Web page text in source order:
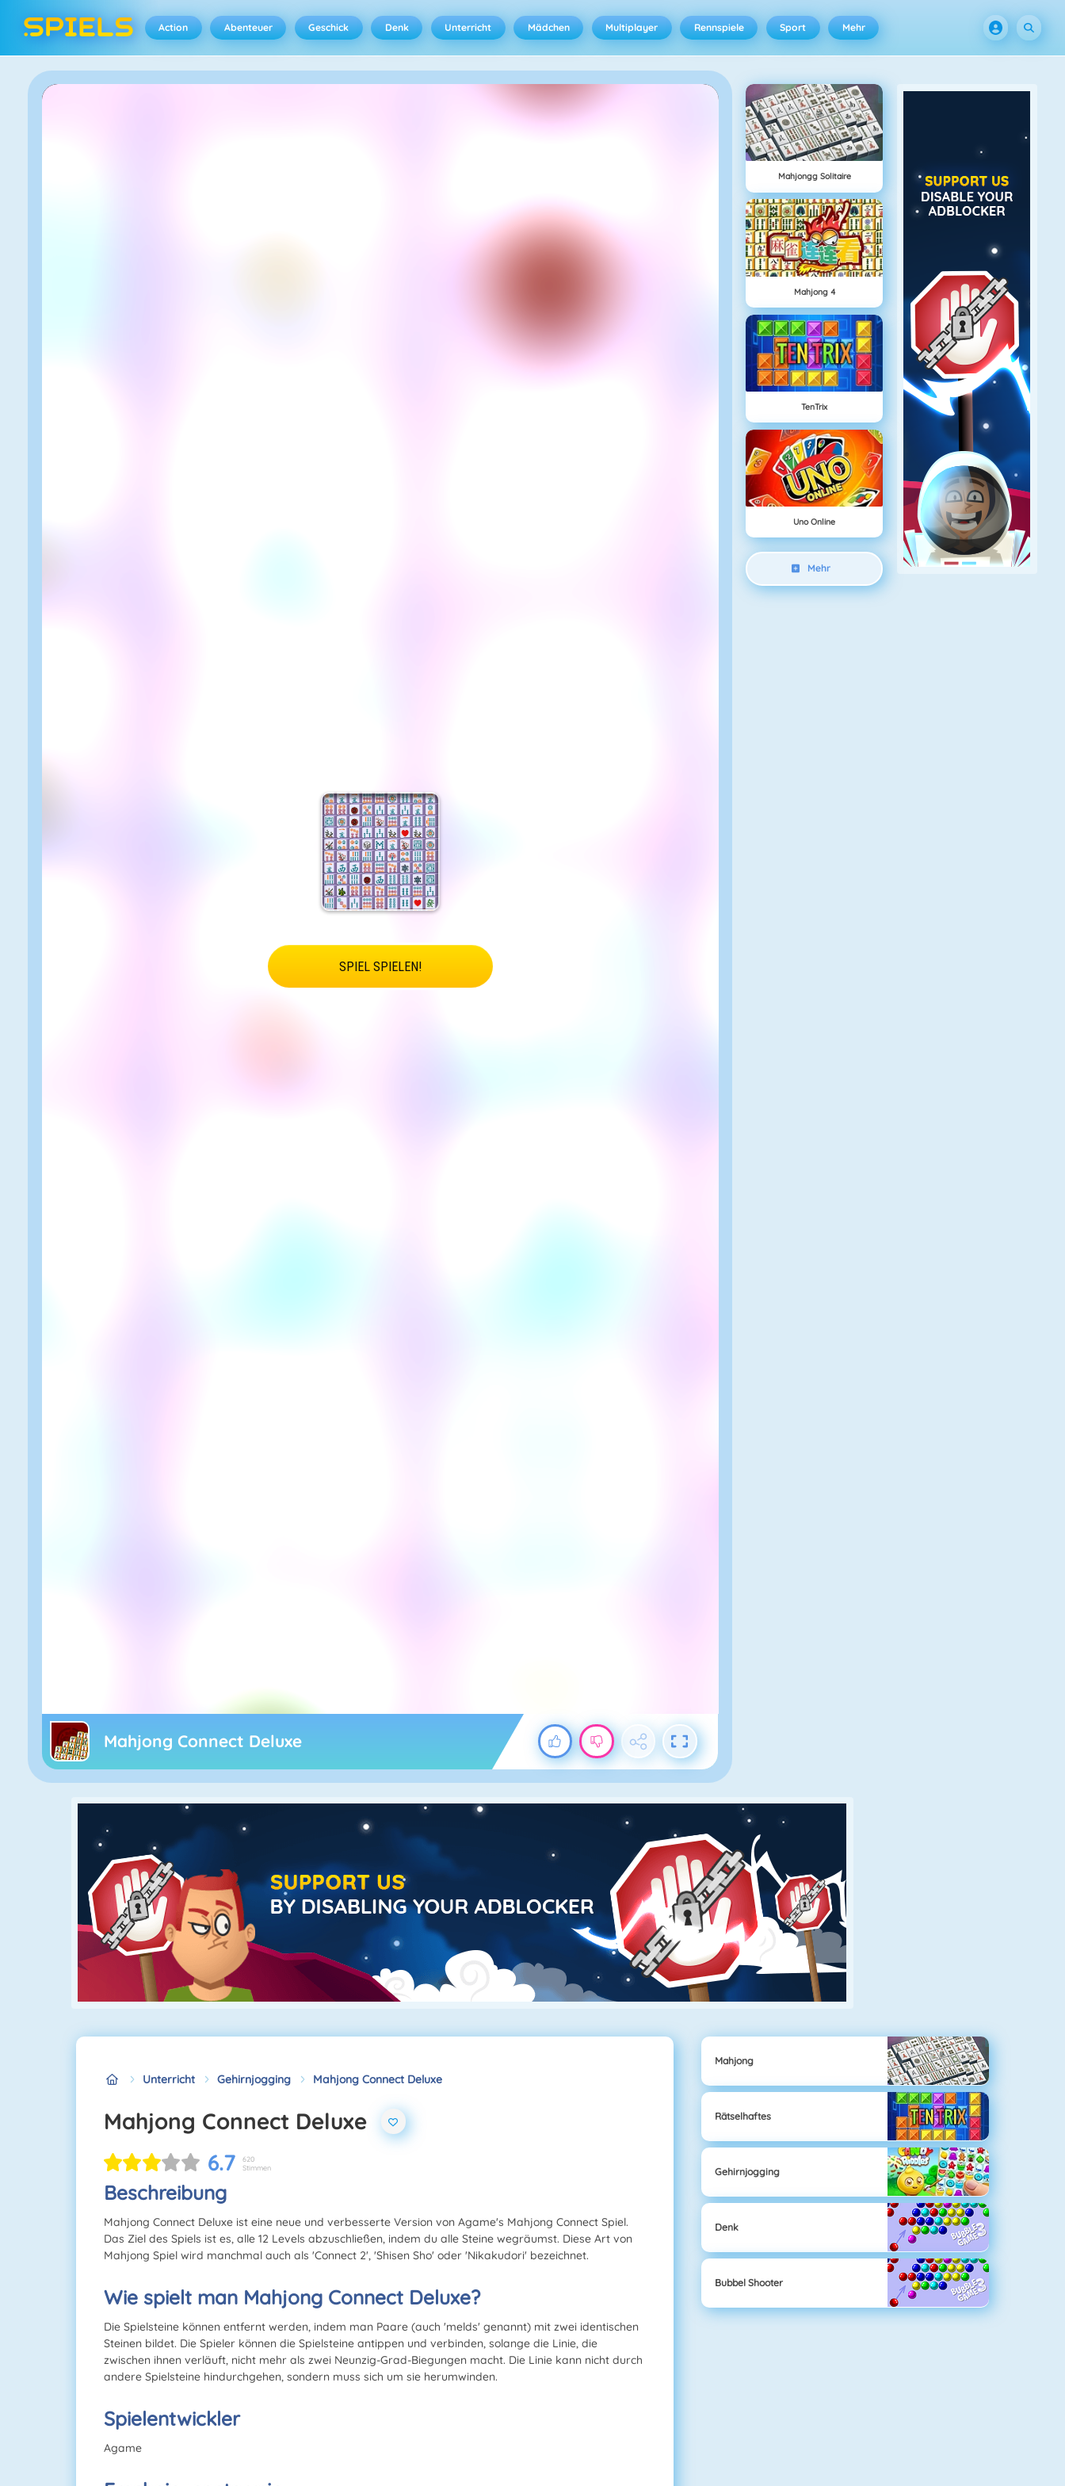
Action Abenteuer Geschick Denk Unterricht Mädchen Multiplayer Rennspiele Sport Mehr
Mahjong Connect Deluxe
Mahjongg Solitaire
Mahjong 4
TenTrix
Uno Online
Mehr
Unterricht Gehirnjogging Mahjong Connect Deluxe
Mahjong Connect Deluxe
6.7
620
Stimmen
Beschreibung
Mahjong Connect Deluxe ist eine neue und verbesserte Version von Agame's Mahjong Connect Spiel.
Das Ziel des Spiels ist es, alle 12 Levels abzuschließen, indem du alle Steine wegräumst. Diese Art von
Mahjong Spiel wird manchmal auch als 'Connect 2', 'Shisen Sho' oder 'Nikakudori' bezeichnet.
Wie spielt man Mahjong Connect Deluxe?
Die Spielsteine können entfernt werden, indem man Paare (auch 'melds' genannt) mit zwei identischen
Steinen bildet. Die Spieler können die Spielsteine antippen und verbinden, solange die Linie, die
zwischen ihnen verläuft, nicht mehr als zwei Neunzig-Grad-Biegungen macht. Die Linie kann nicht durch
andere Spielsteine hindurchgehen, sondern muss sich um sie herumwinden.
Spielentwickler
Agame
Mahjong
Rätselhaftes
Gehirnjogging
Denk
Bubbel Shooter